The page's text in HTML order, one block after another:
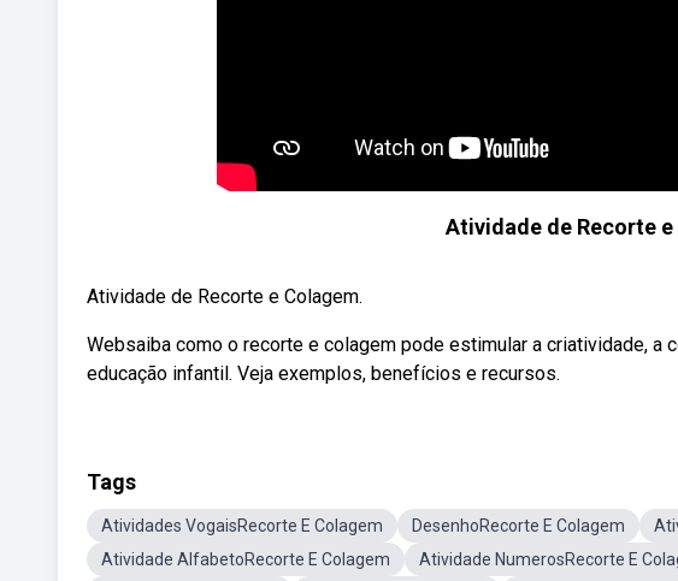
Atividade de Recorte e
Atividade de Recorte e Colagem.
Websaiba como o recorte e colagem pode estimular a criatividade, a
educação infantil. Veja exemplos, benefícios e recursos.
Tags
Atividades VogaisRecorte E Colagem DesenhoRecorte E Colagem
Atividade AlfabetoRecorte E Colagem
Atividade NumerosRecorte E